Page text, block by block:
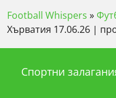
Football Whispers »
Хърватия 17.06.26 |
Спортни